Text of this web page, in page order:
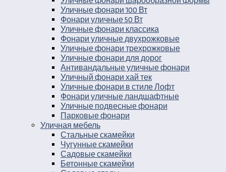
Уличные фонари 100 Вт
Фонари уличные 50 Вт
Уличные фонари классика
Фонари уличные двухрожковые
Уличные фонари трехрожковые
Уличные фонари для дорог
Антивандальные уличные фонари
Уличный фонари хай тек
Уличные фонари в стиле Лофт
Фонари уличные ландшафтные
Уличные подвесные фонари
Парковые фонари
Уличная мебель
Стальные скамейки
Чугунные скамейки
Садовые скамейки
Бетонные скамейки